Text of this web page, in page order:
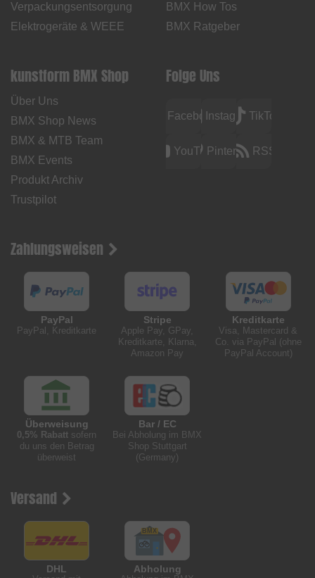
Verpackungsentsorgung
Elektrogeräte & WEEE
BMX How Tos
BMX Ratgeber
kunstform BMX Shop
Über Uns
BMX Shop News
BMX & MTB Team
BMX Events
Produkt Archiv
Trustpilot
Folge Uns
FacebookInstagramTikTok
YouTubePinterest RSS
Zahlungsweisen
PayPal
PayPal, Kreditkarte
Stripe
Apple Pay, GPay,
Kreditkarte, Klarna,
Amazon Pay
Kreditkarte
Visa, Mastercard &
Co. via PayPal (ohne
PayPal Account)
Überweisung
0,5% Rabatt sofern
du uns den Betrag
überweist
Bar / EC
Bei Abholung im BMX
Shop Stuttgart
(Germany)
Versand
DHL Abholung